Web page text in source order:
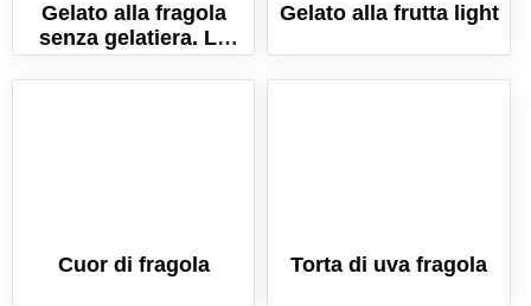
Gelato alla fragola
senza gelatiera. La
ricetta per farlo
cremosissimo!
Gelato alla frutta light
Cuor di fragola Torta di uva fragola